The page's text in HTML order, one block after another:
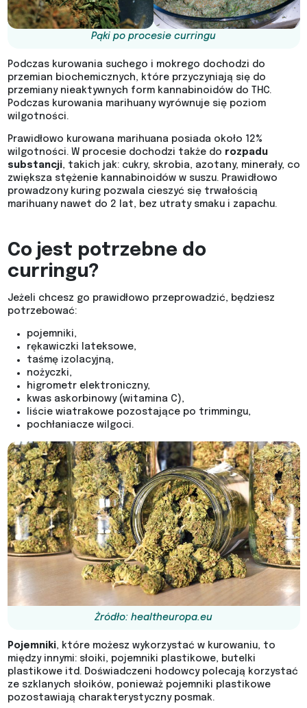
Pąki po procesie curringu
Podczas kurowania suchego i mokrego dochodzi do
przemian biochemicznych, które przyczyniają się do
przemiany nieaktywnych form kannabinoidów do THC.
Podczas kurowania marihuany wyrównuje się poziom
wilgotności.
Prawidłowo kurowana marihuana posiada około 12%
wilgotności. W procesie dochodzi także do rozpadu
substancji, takich jak: cukry, skrobia, azotany, minerały, co
zwiększa stężenie kannabinoidów w suszu. Prawidłowo
prowadzony kuring pozwala cieszyć się trwałością
marihuany nawet do 2 lat, bez utraty smaku i zapachu.
Co jest potrzebne do
curringu?
Jeżeli chcesz go prawidłowo przeprowadzić, będziesz
potrzebować:
pojemniki,
rękawiczki lateksowe,
taśmę izolacyjną,
nożyczki,
higrometr elektroniczny,
kwas askorbinowy (witamina C),
liście wiatrakowe pozostające po trimmingu,
pochłaniacze wilgoci.
Żródło: healtheuropa.eu
Pojemniki, które możesz wykorzystać w kurowaniu, to
między innymi: słoiki, pojemniki plastikowe, butelki
plastikowe itd. Doświadczeni hodowcy polecają korzystać
ze szklanych słoików, ponieważ pojemniki plastikowe
pozostawiają charakterystyczny posmak.